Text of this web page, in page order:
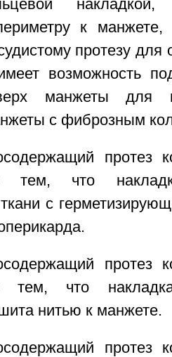
накладкой,
к
протезу для
возможность
манжеты для
с фиброзным
протез
тем, что
ткани с
протез
тем, что
нитью к манжете.
протез